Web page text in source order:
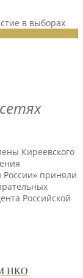
в выборах
Киреевского
приняли
Российской
НКО